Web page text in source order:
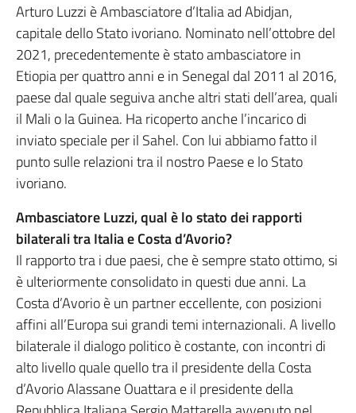
Arturo Luzzi è Ambasciatore d’Italia ad Abidjan,
capitale dello Stato ivoriano. Nominato nell’ottobre del
2021, precedentemente è stato ambasciatore in
Etiopia per quattro anni e in Senegal dal 2011 al 2016,
paese dal quale seguiva anche altri stati dell’area, quali
il Mali o la Guinea. Ha ricoperto anche l’incarico di
inviato speciale per il Sahel. Con lui abbiamo fatto il
punto sulle relazioni tra il nostro Paese e lo Stato
ivoriano.
Ambasciatore Luzzi, qual è lo stato dei rapporti
bilaterali tra Italia e Costa d’Avorio?
Il rapporto tra i due paesi, che è sempre stato ottimo, si
è ulteriormente consolidato in questi due anni. La
Costa d’Avorio è un partner eccellente, con posizioni
affini all’Europa sui grandi temi internazionali. A livello
bilaterale il dialogo politico è costante, con incontri di
alto livello quale quello tra il presidente della Costa
d’Avorio Alassane Ouattara e il presidente della